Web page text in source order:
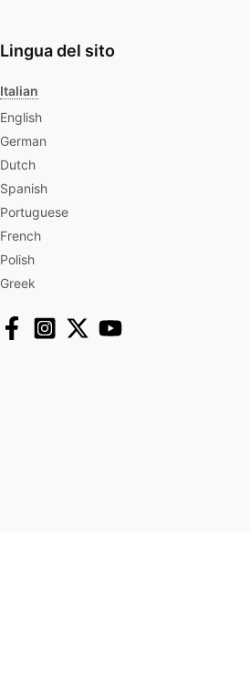
Lingua del sito
Italian
English
German
Dutch
Spanish
Portuguese
French
Polish
Greek